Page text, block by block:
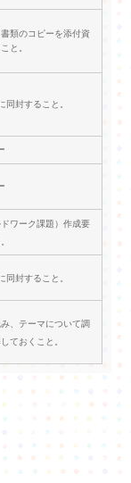
類のコピーを添付資
と。
同封すること。
ワーク課題）作成要
同封すること。
、テーマについて調
ておくこと。